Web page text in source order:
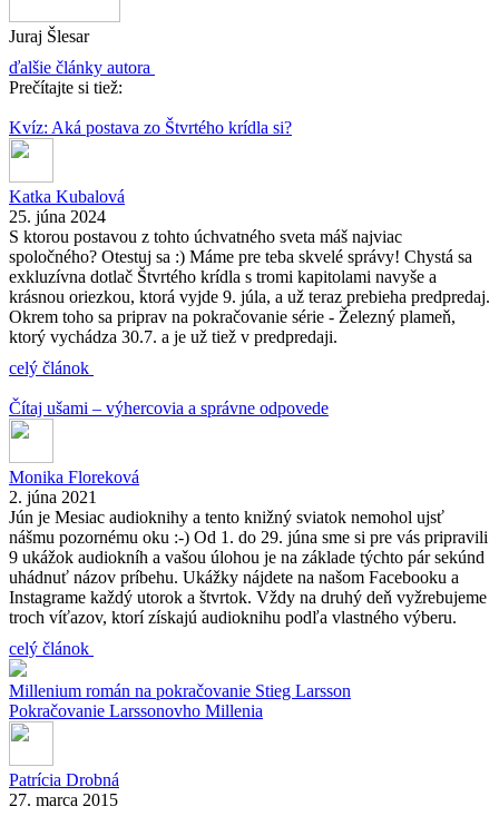
Juraj Šlesar
ďalšie články autora
Prečítajte si tiež:
Kvíz: Aká postava zo Štvrtého krídla si?
Katka Kubalová
25. júna 2024
S ktorou postavou z tohto úchvatného sveta máš najviac
spoločného? Otestuj sa :) Máme pre teba skvelé správy! Chystá sa
exkluzívna dotlač Štvrtého krídla s tromi kapitolami navyše a
krásnou oriezkou, ktorá vyjde 9. júla, a už teraz prebieha predpredaj.
Okrem toho sa priprav na pokračovanie série - Železný plameň,
ktorý vychádza 30.7. a je už tiež v predpredaji.
celý článok
Čítaj ušami – výhercovia a správne odpovede
Monika Floreková
2. júna 2021
Jún je Mesiac audioknihy a tento knižný sviatok nemohol ujsť
nášmu pozornému oku :-) Od 1. do 29. júna sme si pre vás pripravili
9 ukážok audiokníh a vašou úlohou je na základe týchto pár sekúnd
uhádnuť názov príbehu. Ukážky nájdete na našom Facebooku a
Instagrame každý utorok a štvrtok. Vždy na druhý deň vyžrebujeme
troch víťazov, ktorí získajú audioknihu podľa vlastného výberu.
celý článok
Millenium román na pokračovanie Stieg Larsson
Pokračovanie Larssonovho Millenia
Patrícia Drobná
27. marca 2015